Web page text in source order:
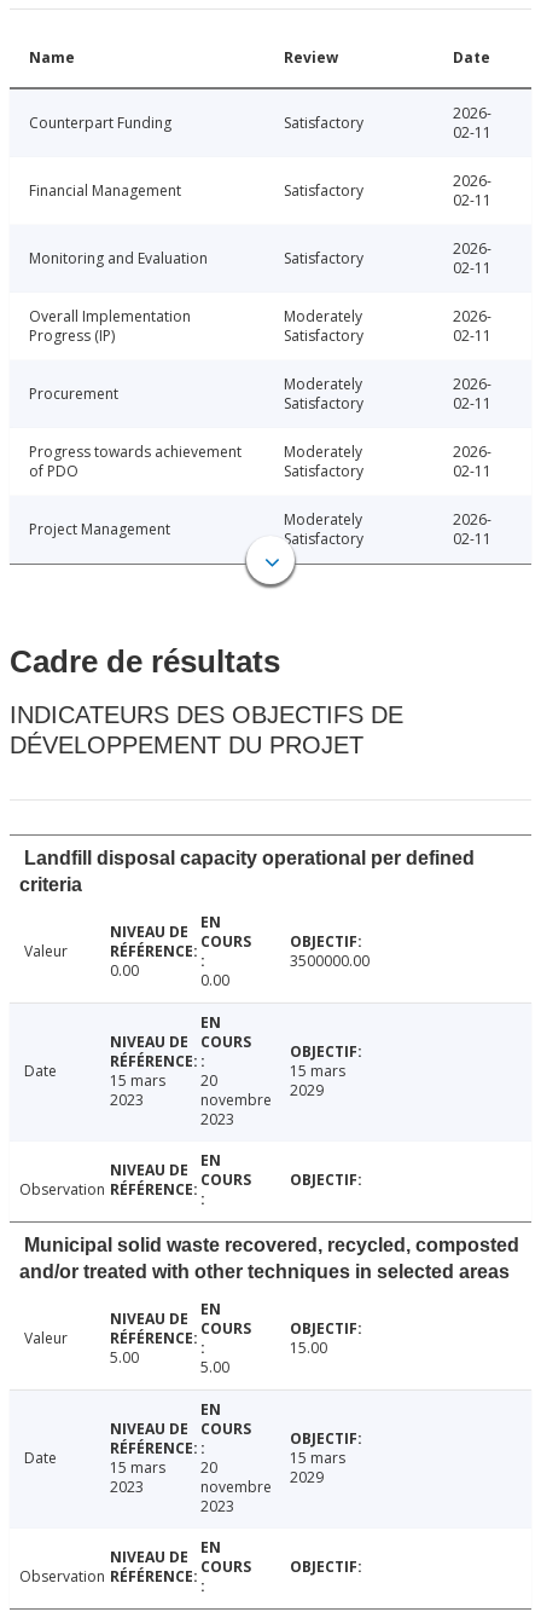
Name Review Date
Counterpart Funding Satisfactory
2026-
02-11
Financial Management Satisfactory
2026-
02-11
Monitoring and Evaluation Satisfactory
2026-
02-11
Overall Implementation
Progress (IP)
Moderately
Satisfactory
2026-
02-11
Procurement
Moderately
Satisfactory
2026-
02-11
Progress towards achievement
of PDO
Moderately
Satisfactory
2026-
02-11
Project Management
Moderately
Satisfactory
2026-
02-11
Cadre de résultats
INDICATEURS DES OBJECTIFS DE
DÉVELOPPEMENT DU PROJET
Landfill disposal capacity operational per defined
criteria
Valeur
0.00
0.00
3500000.00
Date
15 mars
2023
20
novembre
2023
15 mars
2029
Observation
Municipal solid waste recovered, recycled, composted
and/or treated with other techniques in selected areas
Valeur
5.00
5.00
15.00
Date
15 mars
2023
20
novembre
2023
15 mars
2029
Observation